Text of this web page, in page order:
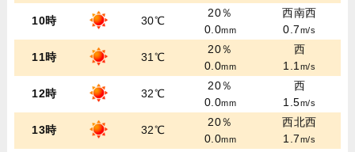
10時 30℃
20％
0.0mm
西南西
0.7m/s
11時 31℃
20％
0.0mm
西
1.1m/s
12時 32℃
20％
0.0mm
西
1.5m/s
13時 32℃
20％
0.0mm
西北西
1.7m/s